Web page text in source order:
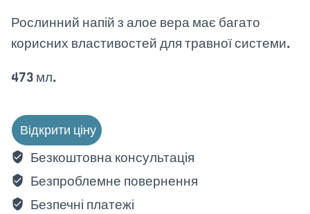
Рослинний напій з алое вера має багато
корисних властивостей для травної системи.
473 мл.
Відкрити ціну
Безкоштовна консультація
Безпроблемне повернення
Безпечні платежі